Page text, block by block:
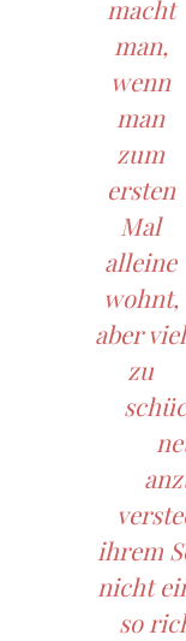
macht
man,
wenn
man
zum
ersten
Mal
alleine
wohnt,
aber viel
zu
ihrem
nicht
so